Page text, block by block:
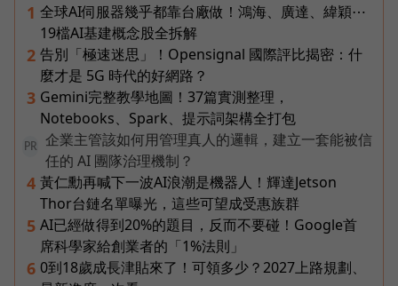
1 全球AI伺服器幾乎都靠台廠做！鴻海、廣達、緯穎⋯
19檔AI基建概念股全拆解
2 告別「極速迷思」！Opensignal 國際評比揭密：什
麼才是 5G 時代的好網路？
3 Gemini完整教學地圖！37篇實測整理，
Notebooks、Spark、提示詞架構全打包
PR
企業主管該如何用管理真人的邏輯，建立一套能被信
任的 AI 團隊治理機制？
4 黃仁勳再喊下一波AI浪潮是機器人！輝達Jetson
Thor台鏈名單曝光，這些可望成受惠族群
5 AI已經做得到20%的題目，反而不要碰！Google首
席科學家給創業者的「1%法則」
6 0到18歲成長津貼來了！可領多少？2027上路規劃、